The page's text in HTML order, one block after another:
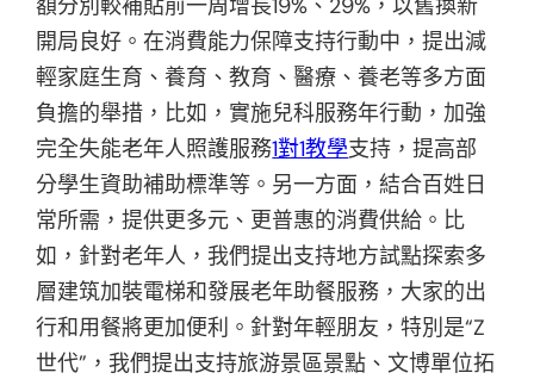
額分別較補貼前一周增長19%、29%，以舊換新
開局良好。在消費能力保障支持行動中，提出減
輕家庭生育、養育、教育、醫療、養老等多方面
負擔的舉措，比如，實施兒科服務年行動，加強
完全失能老年人照護服務1對1教學支持，提高部
分學生資助補助標準等。另一方面，結合百姓日
常所需，提供更多元、更普惠的消費供給。比
如，針對老年人，我們提出支持地方試點探索多
層建筑加裝電梯和發展老年助餐服務，大家的出
行和用餐將更加便利。針對年輕朋友，特別是“Z
世代”，我們提出支持旅游景區景點、文博單位拓